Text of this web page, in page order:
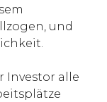
und
Investor alle